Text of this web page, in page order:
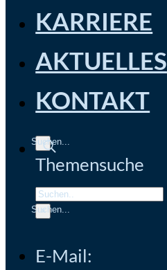
KARRIERE
AKTUELLES
KONTAKT
Themensuche
Search
×
E-Mail: